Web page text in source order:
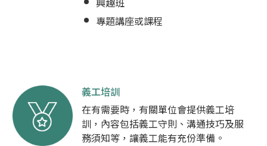
專題講座或課程
義工培訓
在有需要時，有關單位會提供義工培
訓，內容包括義工守則、溝通技巧及服
務須知等，讓義工能有充份準備。